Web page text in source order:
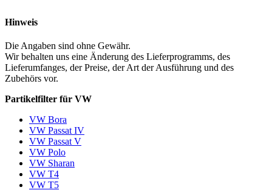
Hinweis
Die Angaben sind ohne Gewähr.
Wir behalten uns eine Änderung des Lieferprogramms, des
Lieferumfanges, der Preise, der Art der Ausführung und des
Zubehörs vor.
Partikelfilter für VW
VW Bora
VW Passat IV
VW Passat V
VW Polo
VW Sharan
VW T4
VW T5